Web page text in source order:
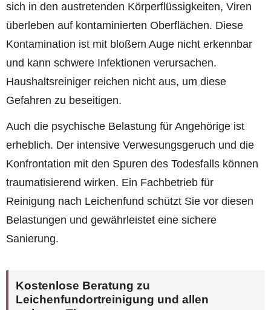
sich in den austretenden Körperflüssigkeiten, Viren
überleben auf kontaminierten Oberflächen. Diese
Kontamination ist mit bloßem Auge nicht erkennbar
und kann schwere Infektionen verursachen.
Haushaltsreiniger reichen nicht aus, um diese
Gefahren zu beseitigen.
Auch die psychische Belastung für Angehörige ist
erheblich. Der intensive Verwesungsgeruch und die
Konfrontation mit den Spuren des Todesfalls können
traumatisierend wirken. Ein Fachbetrieb für
Reinigung nach Leichenfund schützt Sie vor diesen
Belastungen und gewährleistet eine sichere
Sanierung.
Kostenlose Beratung zu
Leichenfundortreinigung und allen